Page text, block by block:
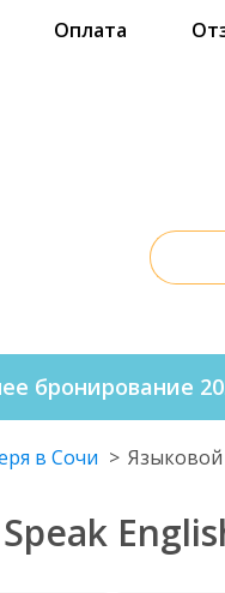
Оплата
бронирование
в Сочи Языковой